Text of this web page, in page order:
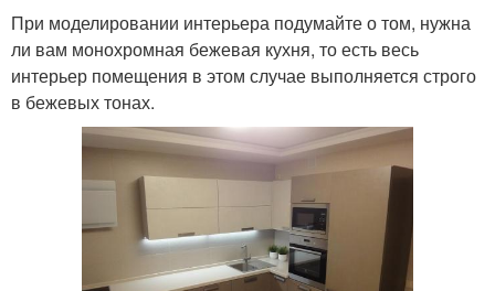
При моделировании интерьера подумайте о том, нужна
ли вам монохромная бежевая кухня, то есть весь
интерьер помещения в этом случае выполняется строго
в бежевых тонах.